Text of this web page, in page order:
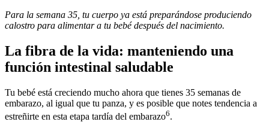
Para la semana 35, tu cuerpo ya está preparándose produciendo
calostro para alimentar a tu bebé después del nacimiento.
La fibra de la vida: manteniendo una
función intestinal saludable
Tu bebé está creciendo mucho ahora que tienes 35 semanas de
embarazo, al igual que tu panza, y es posible que notes tendencia a
estreñirte en esta etapa tardía del embarazo6.